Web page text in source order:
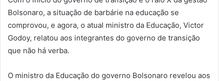
Bolsonaro, a situação de barbárie na educação se
comprovou, e agora, o atual ministro da Educação, Victor
Godoy, relatou aos integrantes do governo de transição
que não há verba.
O ministro da Educação do governo Bolsonaro revelou aos